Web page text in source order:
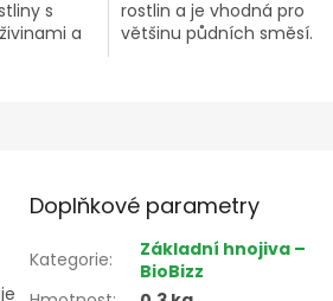
s
a
rostlin a je vhodná pro
většinu půdních směsí.
Doplňkové parametry
Kategorie:
Základní hnojiva –
BioBizz